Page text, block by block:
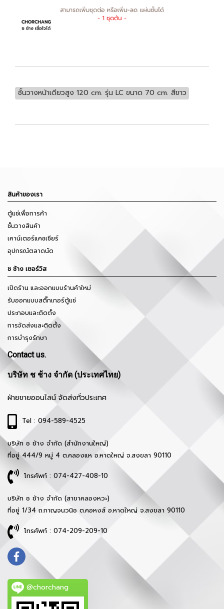
ชั้นวางหน้าเดียวสูง 120 cm. รุ่น LC ขนาด 70 cm. สีขาว
สินค้าของเรา
ตู้แช่เพื่อการค้า
ชั้นวางสินค้า
เคาน์เตอร์แคชเชียร์
อุปกรณ์ตลาดนัด
ช ช้าง เซอร์วิส
เปิดร้าน และออกแบบร้านค้าใหม่
รับออกแบบสติ๊กเกอร์ตู้แช่
ประกอบและติดตั้ง
การจัดส่งและติดตั้ง
การบำรุงรักษา
Contact us.
บริษัท ช ช้าง จำกัด (ประเทศไทย)
ฝ่ายขายออนไลน์ จัดส่งทั่วประเทศ
Tel : 094-589-4525
บริษัท ช ช้าง จำกัด (สำนักงานใหญ่)
ที่อยู่ 444/9 หมู่ 4 ต.คลองแห อ.หาดใหญ่ จ.สงขลา 90110
โทรศัพท์ : 074-427-408-10
บริษัท ช ช้าง จำกัด (สาขาคลองหวะ)
ที่อยู่ 1/34 ถ.กาญจนวนิช ต.คอหงส์ อ.หาดใหญ่ จ.สงขลา 90110
โทรศัพท์ : 074-209-209-10
@chorchang